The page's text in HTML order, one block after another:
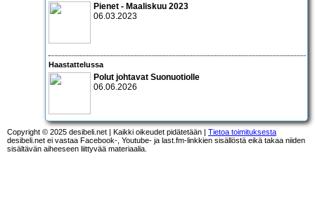
Pienet - Maaliskuu 2023
06.03.2023
Haastattelussa
Polut johtavat Suonuotiolle
06.06.2026
Copyright © 2025 desibeli.net | Kaikki oikeudet pidätetään | Tietoa toimituksesta
desibeli.net ei vastaa Facebook-, Youtube- ja last.fm-linkkien sisällöstä eikä takaa niiden
sisältävän aiheeseen liittyvää materiaalia.